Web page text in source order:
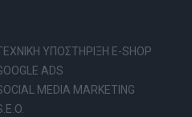
ΥΠΟΣΤΗΡΙΞΗ E-SHOP
ADS
MEDIA MARKETING